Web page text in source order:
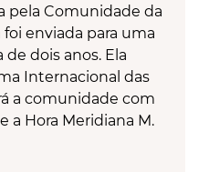
pela Comunidade da
foi enviada para uma
dois anos. Ela
Internacional das
a comunidade com
a Hora Meridiana M.